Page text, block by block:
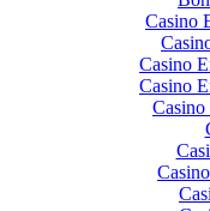
Casino
Casino
Casino